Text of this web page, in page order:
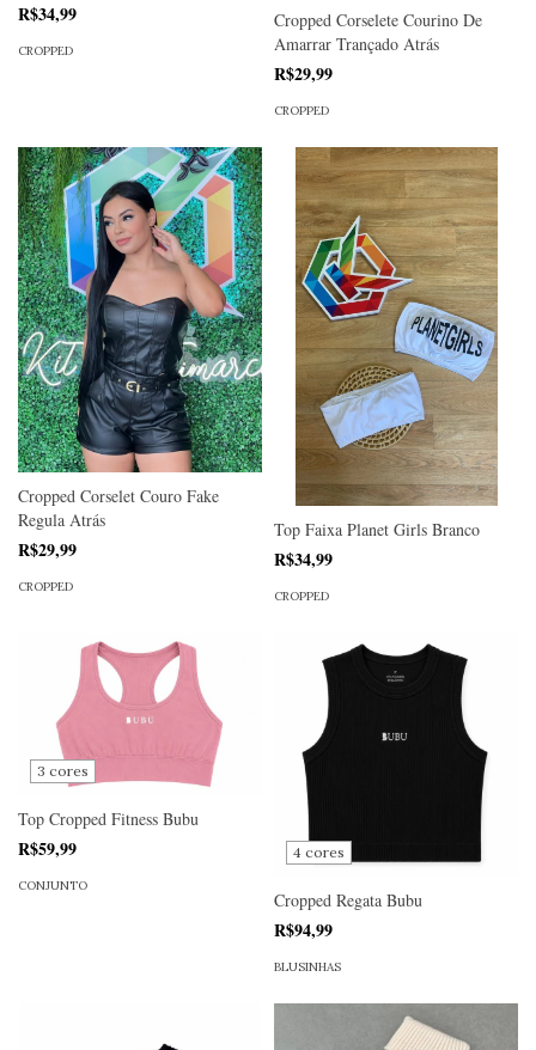
R$34,99
CROPPED
Cropped Corselete Courino De
Amarrar Trançado Atrás
R$29,99
CROPPED
Cropped Corselet Couro Fake
Regula Atrás
R$29,99
CROPPED
Top Faixa Planet Girls Branco
R$34,99
CROPPED
3 cores
Top Cropped Fitness Bubu
R$59,99
CONJUNTO
4 cores
Cropped Regata Bubu
R$94,99
BLUSINHAS